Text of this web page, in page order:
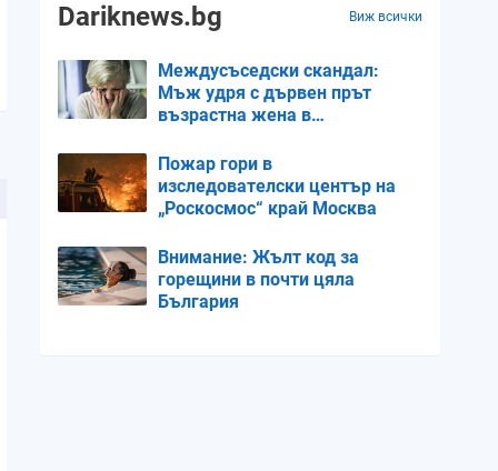
Dariknews.bg Виж всички
Междусъседски скандал:
Мъж удря с дървен прът
възрастна жена в
Пожар гори в
изследователски център на
„Роскосмос“ край Москва
Внимание: Жълт код за
горещини в почти цяла
България